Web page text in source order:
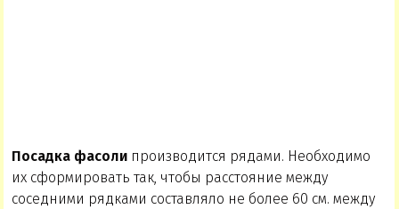
Посадка фасоли производится рядами. Необходимо
их сформировать так, чтобы расстояние между
соседними рядками составляло не более 60 см. между